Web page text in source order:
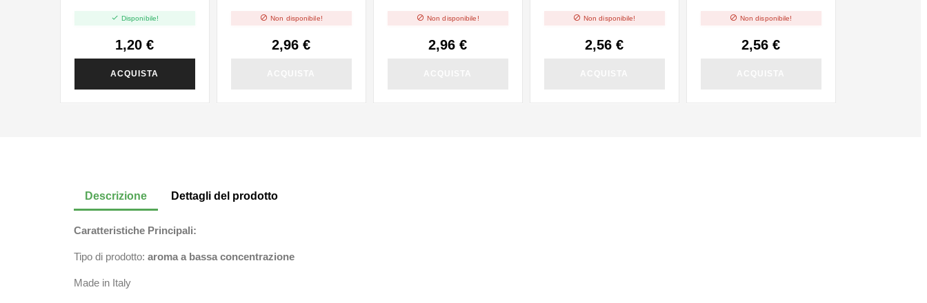
 Disponibile!
1,20 €
ACQUISTA
 Non disponibile!
2,96 €
 Non disponibile!
2,96 €
 Non disponibile!
2,56 €
 Non disponibile!
2,56 €
Descrizione Dettagli del prodotto
Caratteristiche Principali:
Tipo di prodotto: aroma a bassa concentrazione
Made in Italy